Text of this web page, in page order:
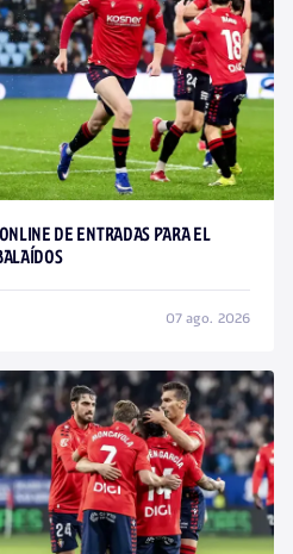
DE ENTRADAS PARA EL
07 ago. 2026